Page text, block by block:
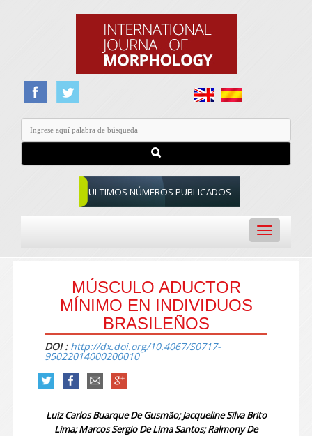
ULTIMOS NÚMEROS PUBLICADOS
Toggle
navigation
MÚSCULO ADUCTOR
MÍNIMO EN INDIVIDUOS
BRASILEÑOS
DOI : http://dx.doi.org/10.4067/S0717-
95022014000200010
Luiz Carlos Buarque De Gusmão; Jacqueline Silva Brito
Lima; Marcos Sergio De Lima Santos; Ralmony De